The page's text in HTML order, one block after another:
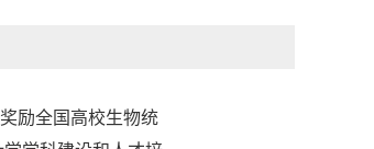
励全国高校生物统